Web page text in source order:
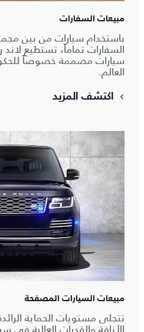
مبيعات السفارات
باستخدام سيارات من بين
السفارات تماماً، تستطيع
سيارات مصممة خصوصاً
العالم.
اكتشف المزيد
مبيعات السيارات المصفحة
تتجلى مستويات الحماية
الأناقة والقدرات العالية في